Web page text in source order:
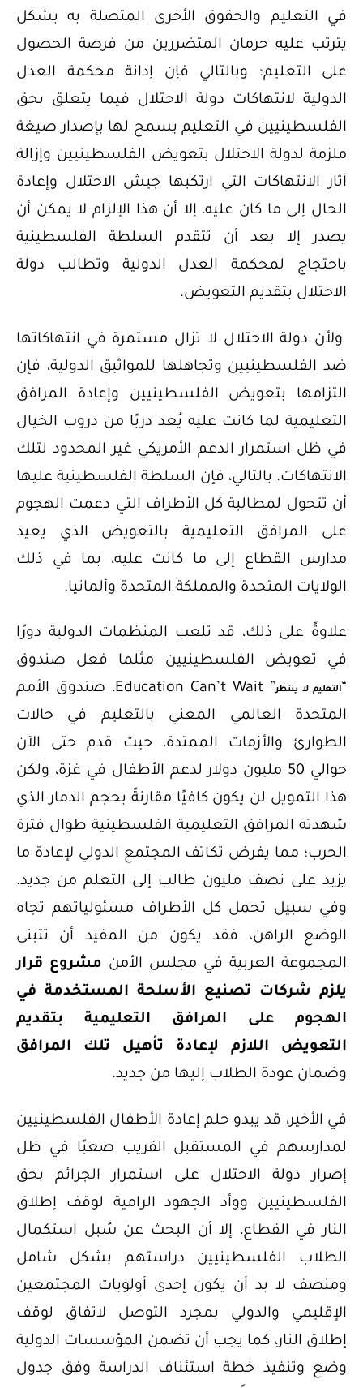
في التعليم والحقوق الأخرى المتصلة به بشكل
يترتب عليه حرمان المتضررين من فرصة الحصول
على التعليم؛ وبالتالي فإن إدانة محكمة العدل
الدولية لانتهاكات دولة الاحتلال فيما يتعلق بحق
الفلسطينيين في التعليم يسمح لها بإصدار صيغة
ملزمة لدولة الاحتلال بتعويض الفلسطينيين وإزالة
آثار الانتهاكات التي ارتكبها جيش الاحتلال وإعادة
الحال إلى ما كان عليه، إلا أن هذا الإلزام لا يمكن أن
يصدر إلا بعد أن تتقدم السلطة الفلسطينية
باحتجاج لمحكمة العدل الدولية وتطالب دولة
الاحتلال بتقديم التعويض.
ولأن دولة الاحتلال لا تزال مستمرة في انتهاكاتها
ضد الفلسطينيين وتجاهلها للمواثيق الدولية، فإن
التزامها بتعويض الفلسطينيين وإعادة المرافق
التعليمية لما كانت عليه يُعد دربًا من دروب الخيال
في ظل استمرار الدعم الأمريكي غير المحدود لتلك
الانتهاكات. بالتالي، فإن السلطة الفلسطينية عليها
أن تتحول لمطالبة كل الأطراف التي دعمت الهجوم
على المرافق التعليمية بالتعويض الذي يعيد
مدارس القطاع إلى ما كانت عليه، بما في ذلك
الولايات المتحدة والمملكة المتحدة وألمانيا.
علاوةً على ذلك، قد تلعب المنظمات الدولية دورًا
في تعويض الفلسطينيين مثلما فعل صندوق
التعليم لا ينتظر
” Education Can’t Wait، صندوق الأمم
المتحدة العالمي المعني بالتعليم في حالات
الطوارئ والأزمات الممتدة، حيث قدم حتى الآن
حوالي 50 مليون دولار لدعم الأطفال في غزة، ولكن
هذا التمويل لن يكون كافيًا مقارنةً بحجم الدمار الذي
شهدته المرافق التعليمية الفلسطينية طوال فترة
الحرب؛ مما يفرض تكاتف المجتمع الدولي لإعادة ما
يزيد على نصف مليون طالب إلى التعلم من جديد.
وفي سبيل تحمل كل الأطراف مسئولياتهم تجاه
الوضع الراهن، فقد يكون من المفيد أن تتبنى
المجموعة العربية في مجلس الأمنمشروع قرار
يلزم شركات تصنيع الأسلحة المستخدمة في
الهجوم على المرافق التعليمية بتقديم
التعويض اللازم لإعادة تأهيل تلك المرافق
وضمان عودة الطلاب إليها من جديد.
في الأخير، قد يبدو حلم إعادة الأطفال الفلسطينيين
لمدارسهم في المستقبل القريب صعبًا في ظل
إصرار دولة الاحتلال على استمرار الجرائم بحق
الفلسطينيين ووأد الجهود الرامية لوقف إطلاق
النار في القطاع، إلا أن البحث عن سُبل استكمال
الطلاب الفلسطينيين دراستهم بشكل شامل
ومنصف لا بد أن يكون إحدى أولويات المجتمعين
الإقليمي والدولي بمجرد التوصل لاتفاق لوقف
إطلاق النار، كما يجب أن تضمن المؤسسات الدولية
وضع وتنفيذ خطة استئناف الدراسة وفق جدول